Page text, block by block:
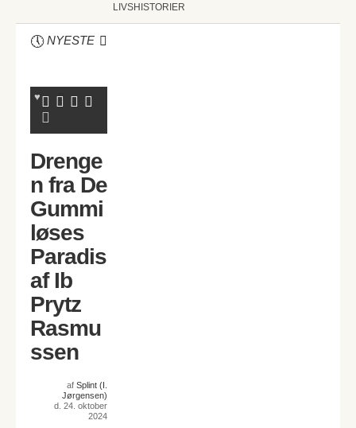
LIVSHISTORIER
NYESTE
Drenge
n fra De
Gummi
løses
Paradis
af Ib
Prytz
Rasmu
ssen
af Splint (I.
Jørgensen)
d. 24. oktober
2024